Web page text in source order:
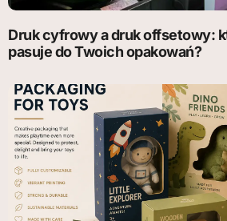
Druk cyfrowy a druk offsetowy:
pasuje do Twoich opakowań?